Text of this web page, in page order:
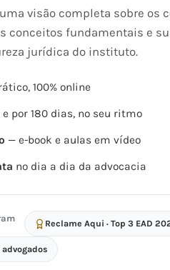
visão completa sobre os
conceitos fundamentais e
jurídica do instituto.
100% online
e por 180 dias, no seu ritmo
— e-book e aulas em vídeo
no dia a dia da advocacia
Reclame Aqui · Top 3 EAD